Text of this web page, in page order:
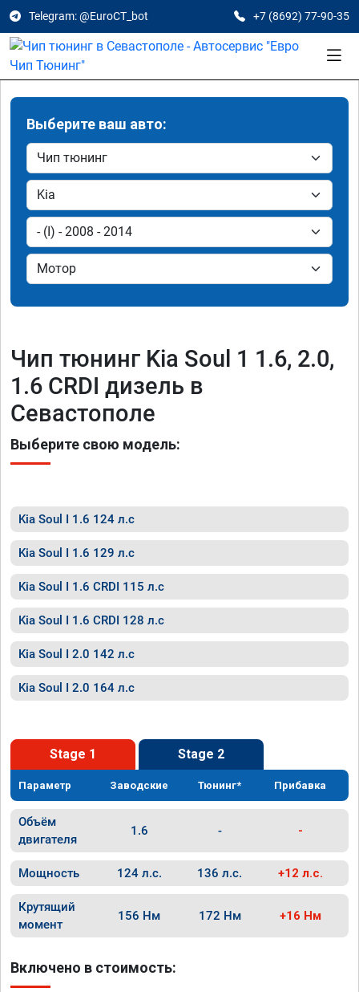
Telegram: @EuroCT_bot +7 (8692) 77-90-35
Выберите ваш авто:
Чип тюнинг Kia Soul 1 1.6, 2.0,
1.6 CRDI дизель в
Севастополе
Выберите свою модель:
Kia Soul I 1.6 124 л.с
Kia Soul I 1.6 129 л.с
Kia Soul I 1.6 CRDI 115 л.с
Kia Soul I 1.6 CRDI 128 л.с
Kia Soul I 2.0 142 л.с
Kia Soul I 2.0 164 л.с
Stage 1 Stage 2
Параметр Заводские Тюнинг* Прибавка
Объём
двигателя
1.6 - -
Мощность 124 л.с. 136 л.с. +12 л.с.
Крутящий
момент
156 Нм 172 Нм +16 Нм
Включено в стоимость: